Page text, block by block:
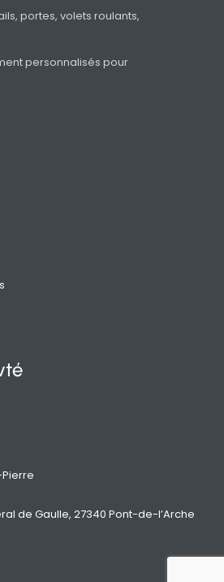
portes, volets roulants,
personnalisés pour
de Gaulle, 27340 Pont-de-l’Arche